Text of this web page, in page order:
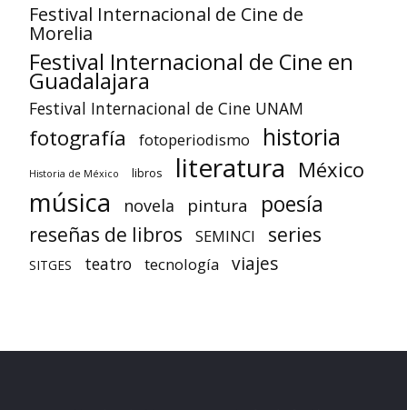
Festival Internacional de Cine de
Morelia
Festival Internacional de Cine en
Guadalajara
Festival Internacional de Cine UNAM
fotografía fotoperiodismo historia
Historia de México libros literatura México
música novela pintura poesía
reseñas de libros SEMINCI series
SITGES teatro tecnología viajes